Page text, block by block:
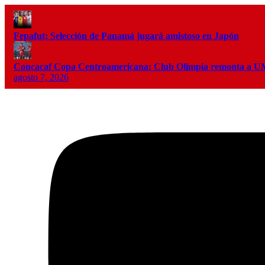
Fepafut: Selección de Panamá jugará amistoso en Japón
Concacaf Copa Centroamericana: Club Olimpia remonta a
agosto 7, 2026